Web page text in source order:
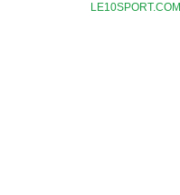
LE10SPORT.COM